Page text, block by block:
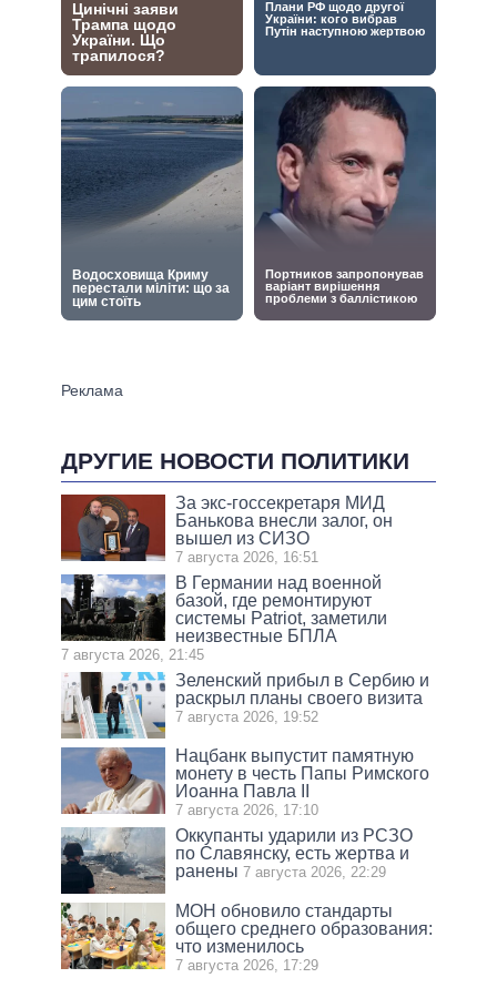
ДРУГИЕ НОВОСТИ ПОЛИТИКИ
За экс-госсекретаря МИД
Банькова внесли залог, он
вышел из СИЗО
7 августа 2026, 16:51
В Германии над военной
базой, где ремонтируют
системы Patriot, заметили
неизвестные БПЛА
7 августа 2026, 21:45
Зеленский прибыл в Сербию и
раскрыл планы своего визита
7 августа 2026, 19:52
Нацбанк выпустит памятную
монету в честь Папы Римского
Иоанна Павла II
7 августа 2026, 17:10
Оккупанты ударили из РСЗО
по Славянску, есть жертва и
ранены 7 августа 2026, 22:29
МОН обновило стандарты
общего среднего образования:
что изменилось
7 августа 2026, 17:29